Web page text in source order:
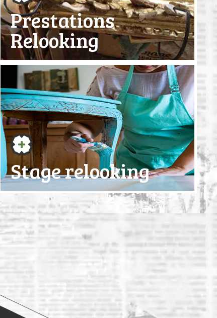
Prestations
Relooking
Stage relooking